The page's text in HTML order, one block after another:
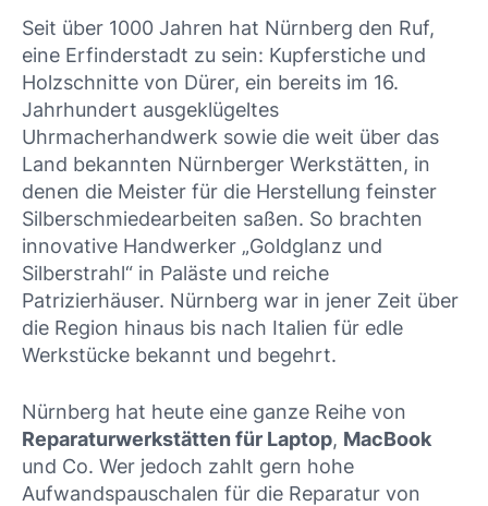
Seit über 1000 Jahren hat Nürnberg den Ruf,
eine Erfinderstadt zu sein: Kupferstiche und
Holzschnitte von Dürer, ein bereits im 16.
Jahrhundert ausgeklügeltes
Uhrmacherhandwerk sowie die weit über das
Land bekannten Nürnberger Werkstätten, in
denen die Meister für die Herstellung feinster
Silberschmiedearbeiten saßen. So brachten
innovative Handwerker „Goldglanz und
Silberstrahl“ in Paläste und reiche
Patrizierhäuser. Nürnberg war in jener Zeit über
die Region hinaus bis nach Italien für edle
Werkstücke bekannt und begehrt.
Nürnberg hat heute eine ganze Reihe von
Reparaturwerkstätten für Laptop, MacBook
und Co. Wer jedoch zahlt gern hohe
Aufwandspauschalen für die Reparatur von